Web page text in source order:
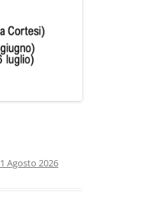
1 Agosto 2026